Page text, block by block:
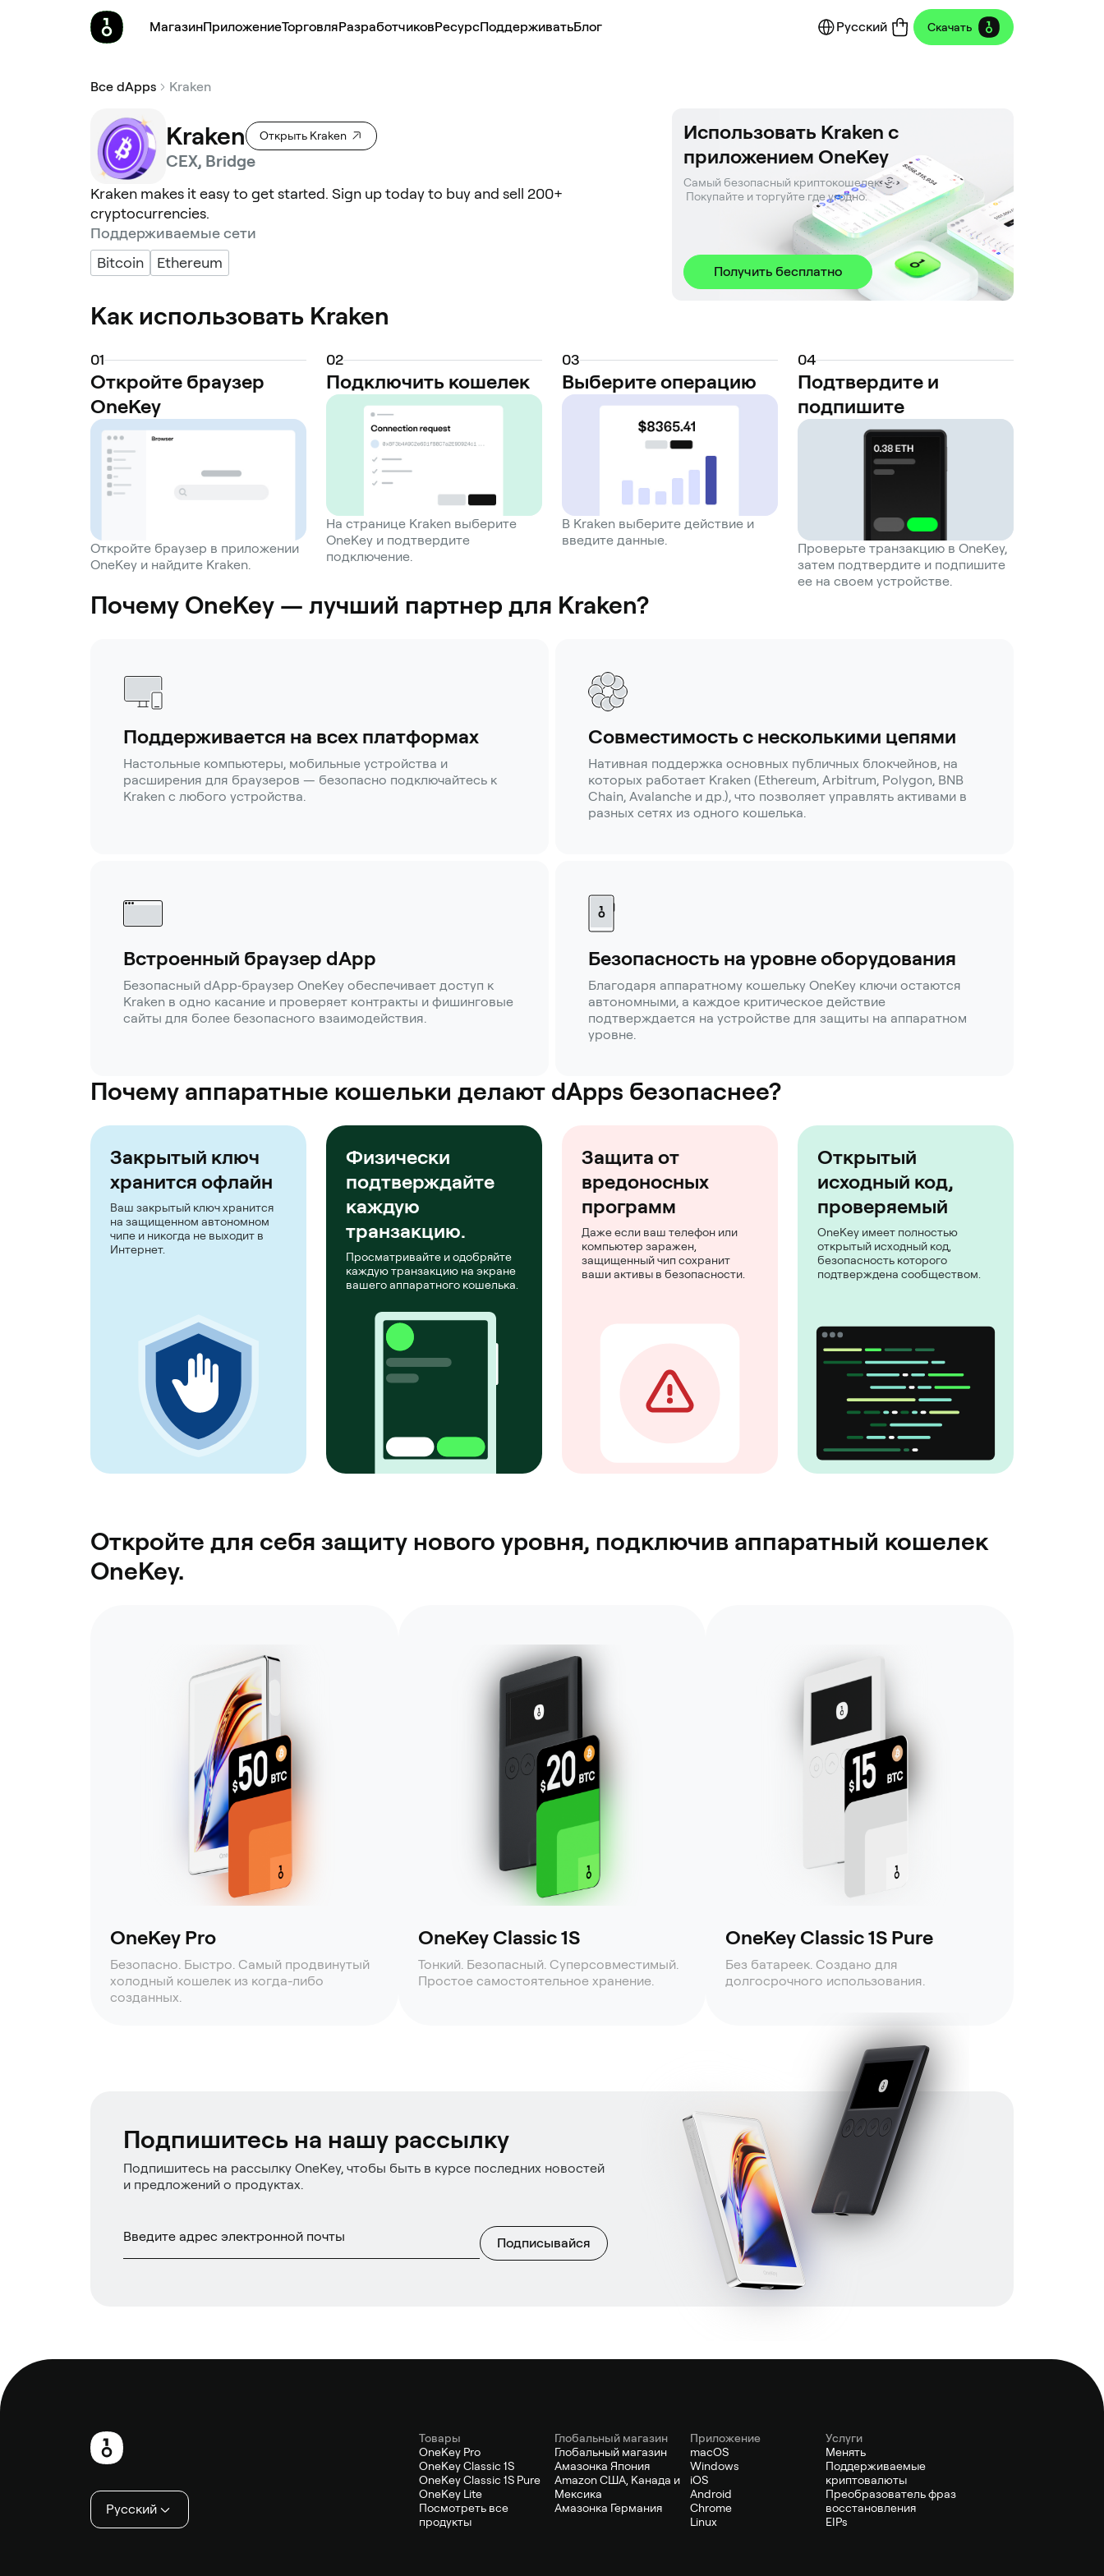
МагазинПриложениеТорговляPазработчиковРесурсПоддерживатьБлог Русский Скачать
Все dApps Kraken
Kraken Открыть Kraken
CEX, Bridge
Kraken makes it easy to get started. Sign up today to buy and sell 200+
cryptocurrencies.
Поддерживаемые сети
Bitcoin
Ethereum
Использовать Kraken с
приложением OneKey
Самый безопасный криптокошелек.
Покупайте и торгуйте где угодно.
Получить бесплатно
Как использовать Kraken
01
Откройте браузер
OneKey
Откройте браузер в приложении
OneKey и найдите Kraken.
02
Подключить кошелек
На странице Kraken выберите
OneKey и подтвердите
подключение.
03
Выберите операцию
В Kraken выберите действие и
введите данные.
04
Подтвердите и
подпишите
Проверьте транзакцию в OneKey,
затем подтвердите и подпишите
ее на своем устройстве.
Почему OneKey — лучший партнер для Kraken?
Поддерживается на всех платформах
Настольные компьютеры, мобильные устройства и
расширения для браузеров — безопасно подключайтесь к
Kraken с любого устройства.
Совместимость с несколькими цепями
Нативная поддержка основных публичных блокчейнов, на
которых работает Kraken (Ethereum, Arbitrum, Polygon, BNB
Chain, Avalanche и др.), что позволяет управлять активами в
разных сетях из одного кошелька.
Встроенный браузер dApp
Безопасный dApp‑браузер OneKey обеспечивает доступ к
Kraken в одно касание и проверяет контракты и фишинговые
сайты для более безопасного взаимодействия.
Безопасность на уровне оборудования
Благодаря аппаратному кошельку OneKey ключи остаются
автономными, а каждое критическое действие
подтверждается на устройстве для защиты на аппаратном
уровне.
Почему аппаратные кошельки делают dApps безопаснее?
Закрытый ключ
хранится офлайн
Ваш закрытый ключ хранится
на защищенном автономном
чипе и никогда не выходит в
Интернет.
Физически
подтверждайте
каждую
транзакцию.
Просматривайте и одобряйте
каждую транзакцию на экране
вашего аппаратного кошелька.
Защита от
вредоносных
программ
Даже если ваш телефон или
компьютер заражен,
защищенный чип сохранит
ваши активы в безопасности.
Открытый
исходный код,
проверяемый
OneKey имеет полностью
открытый исходный код,
безопасность которого
подтверждена сообществом.
Откройте для себя защиту нового уровня, подключив аппаратный кошелек
OneKey.
OneKey Pro
Безопасно. Быстро. Самый продвинутый
холодный кошелек из когда-либо
созданных.
OneKey Classic 1S
Тонкий. Безопасный. Суперсовместимый.
Простое самостоятельное хранение.
OneKey Classic 1S Pure
Без батареек. Создано для
долгосрочного использования.
Подпишитесь на нашу рассылку
Подпишитесь на рассылку OneKey, чтобы быть в курсе последних новостей
и предложений о продуктах.
Подписывайся
Русский
Товары
OneKey Pro
OneKey Classic 1S
OneKey Classic 1S Pure
OneKey Lite
Посмотреть все
продукты
Глобальный магазин
Глобальный магазин
Амазонка Япония
Amazon США, Канада и
Мексика
Амазонка Германия
Приложение
macOS
Windows
iOS
Android
Chrome
Linux
Услуги
Менять
Поддерживаемые
криптовалюты
Преобразователь фраз
восстановления
EIPs